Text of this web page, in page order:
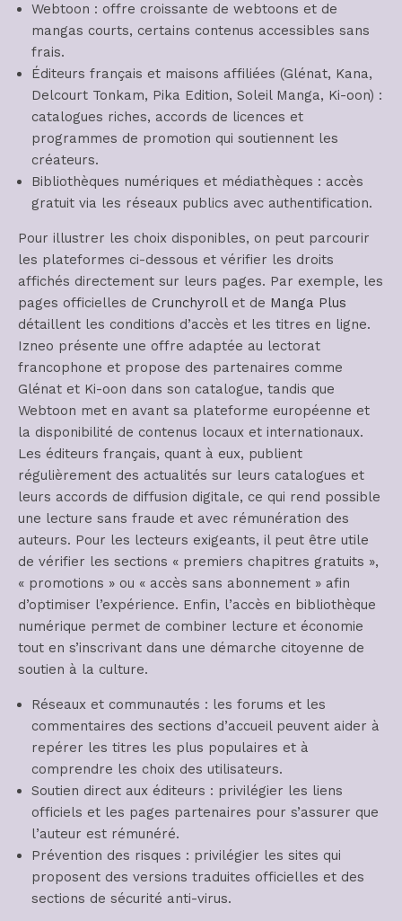
Webtoon : offre croissante de webtoons et de
mangas courts, certains contenus accessibles sans
frais.
Éditeurs français et maisons affiliées (Glénat, Kana,
Delcourt Tonkam, Pika Edition, Soleil Manga, Ki-oon) :
catalogues riches, accords de licences et
programmes de promotion qui soutiennent les
créateurs.
Bibliothèques numériques et médiathèques : accès
gratuit via les réseaux publics avec authentification.
Pour illustrer les choix disponibles, on peut parcourir
les plateformes ci-dessous et vérifier les droits
affichés directement sur leurs pages. Par exemple, les
pages officielles de Crunchyrollet de Manga Plus
détaillent les conditions d’accès et les titres en ligne.
Izneo présente une offre adaptée au lectorat
francophone et propose des partenaires comme
Glénat et Ki-oon dans son catalogue, tandis que
Webtoon met en avant sa plateforme européenne et
la disponibilité de contenus locaux et internationaux.
Les éditeurs français, quant à eux, publient
régulièrement des actualités sur leurs catalogues et
leurs accords de diffusion digitale, ce qui rend possible
une lecture sans fraude et avec rémunération des
auteurs. Pour les lecteurs exigeants, il peut être utile
de vérifier les sections « premiers chapitres gratuits »,
« promotions » ou « accès sans abonnement » afin
d’optimiser l’expérience. Enfin, l’accès en bibliothèque
numérique permet de combiner lecture et économie
tout en s’inscrivant dans une démarche citoyenne de
soutien à la culture.
Réseaux et communautés : les forums et les
commentaires des sections d’accueil peuvent aider à
repérer les titres les plus populaires et à
comprendre les choix des utilisateurs.
Soutien direct aux éditeurs : privilégier les liens
officiels et les pages partenaires pour s’assurer que
l’auteur est rémunéré.
Prévention des risques : privilégier les sites qui
proposent des versions traduites officielles et des
sections de sécurité anti-virus.